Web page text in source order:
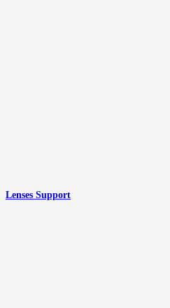
Lenses Support